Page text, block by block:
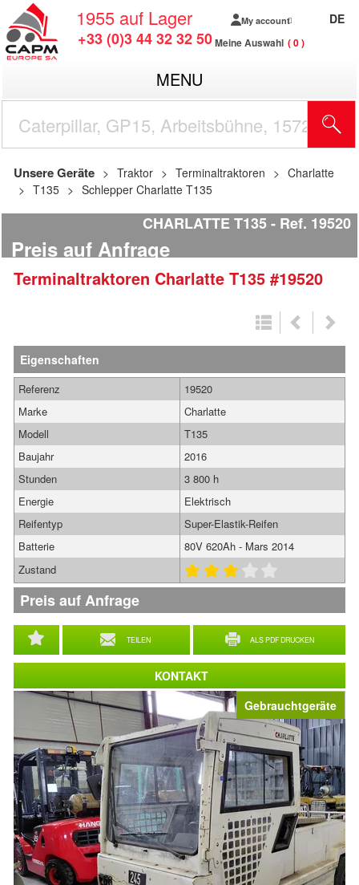
1955 auf Lager
+33 (0)3 44 32 32 50
My account
Meine Auswahl 0
DE
MENU
Unsere Geräte Traktor Terminaltraktoren
Charlatte
T135
Schlepper Charlatte T135
CHARLATTE T135 Ref. 19520
Preis auf Anfrage
Terminaltraktoren Charlatte T135 #19520
Gebrauchtgeräte
Eigenschaften
TEILEN ALS PDF DRUCKEN
Referenz
19520
Marke
Charlatte
Modell
T135
Baujahr
2016
Stunden
3 800 h
Energie
Elektrisch
Reifentyp
Super-Elastik-Reifen
Batterie
80V 620Ah - Mars 2014
Zustand
Preis auf Anfrage
KONTAKT